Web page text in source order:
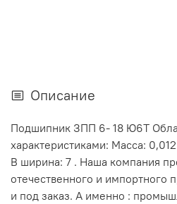
Описание
Подшипник ЗПП 6- 18 Ю6Т
характеристиками: Масса:
В ширина: 7 . Наша компания
отечественного и импортного
и под заказ. А именно :